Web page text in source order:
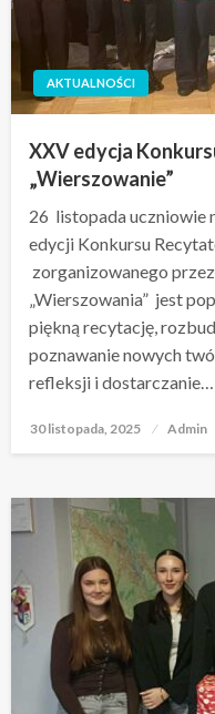
AKTUALNOŚCI
XXV edycja
„Wierszowanie”
26 listopada uczniowie
edycji Konkursu
zorganizowanego
„Wierszowania” jest
piękną recytację,
poznawanie nowych
refleksji i dostarczanie…
Opublikowane
30 listopada, 2025 Admin